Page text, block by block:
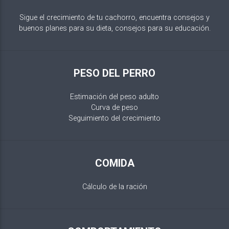
Sigue el crecimiento de tu cachorro, encuentra consejos y
buenos planes para su dieta, consejos para su educación.
PESO DEL PERRO
Estimación del peso adulto
Curva de peso
Seguimiento del crecimiento
COMIDA
Cálculo de la ración